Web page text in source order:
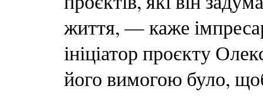
життя, — каже
ініціатор проєкту
його вимогою було,